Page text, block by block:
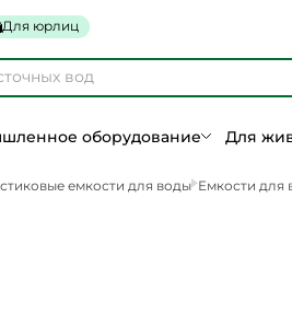
Для юрлиц
оборудование Для
емкости для воды Емкости для